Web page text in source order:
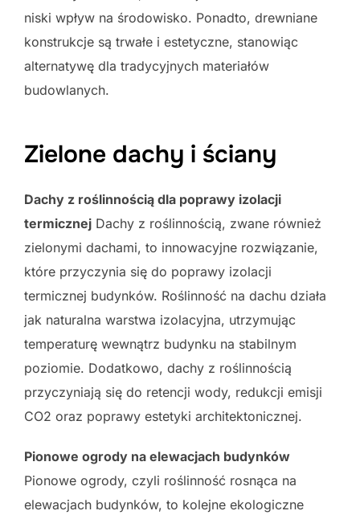
niski wpływ na środowisko. Ponadto, drewniane
konstrukcje są trwałe i estetyczne, stanowiąc
alternatywę dla tradycyjnych materiałów
budowlanych.
Zielone dachy i ściany
Dachy z roślinnością dla poprawy izolacji
termicznej Dachy z roślinnością, zwane również
zielonymi dachami, to innowacyjne rozwiązanie,
które przyczynia się do poprawy izolacji
termicznej budynków. Roślinność na dachu działa
jak naturalna warstwa izolacyjna, utrzymując
temperaturę wewnątrz budynku na stabilnym
poziomie. Dodatkowo, dachy z roślinnością
przyczyniają się do retencji wody, redukcji emisji
CO2 oraz poprawy estetyki architektonicznej.
Pionowe ogrody na elewacjach budynków
Pionowe ogrody, czyli roślinność rosnąca na
elewacjach budynków, to kolejne ekologiczne